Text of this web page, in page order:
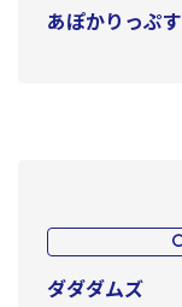
あぽかりっぷす
ダダダムズ